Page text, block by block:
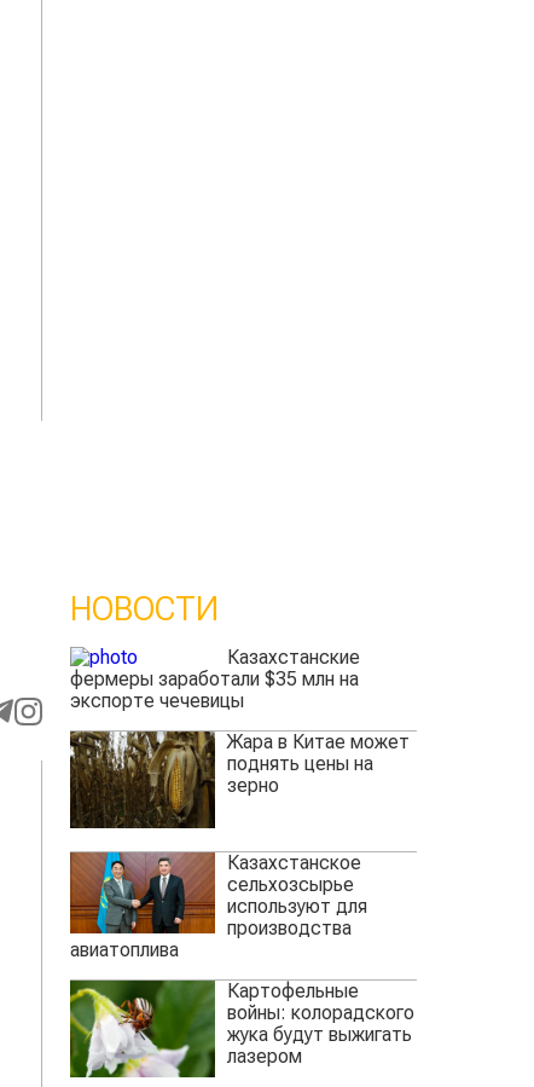
НОВОСТИ
Казахстанские
фермеры заработали $35 млн на
экспорте чечевицы
Жара в Китае может
поднять цены на
зерно
Казахстанское
сельхозсырье
используют для
производства
авиатоплива
Картофельные
войны: колорадского
жука будут выжигать
лазером